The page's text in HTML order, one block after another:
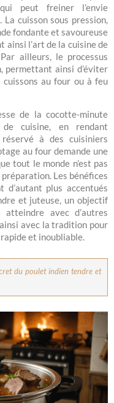
peut freiner l’envie
cuisson sous pression,
fondante et savoureuse
ainsi l’art de la cuisine de
ailleurs, le processus
permettant ainsi d’éviter
au four ou à feu
de la cocotte-minute
cuisine, en rendant
à des cuisiniers
au four demande une
tout le monde n’est pas
Les bénéfices
d’autant plus accentués
et juteuse, un objectif
avec d’autres
avec la tradition pour
et inoubliable.
du poulet indien tendre et